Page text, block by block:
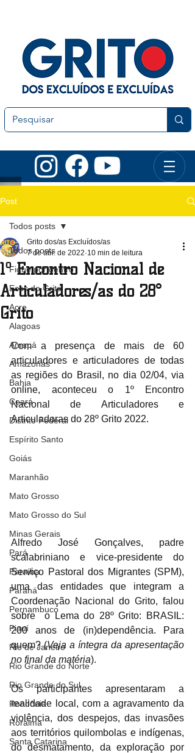
Post
Todos posts
Fique por dentro
Ecos do Grito
Acre
Alagoas
Amapá
Amazonas
Bahia
Ceará
Distrito Federal
Espírito Santo
Goiás
Maranhão
Mato Grosso
Mato Grosso do Sul
Minas Gerais
Pará
Paraíba
Paraná
Pernambuco
Piauí
Rio de Janeiro
Rio Grande do Norte
Rio Grande do Sul
Rondônia
Roraima
Santa Catarina
Todos posts
1º Encontro Nacional de
Articuladores/as do 28°
Grito
Grito dos/as Excluídos/as
7 de abr. de 2022 10 min de leitura
Com a presença de mais de 60
articuladores e articuladores de todas
as regiões do Brasil, no dia 02/04, via
online, aconteceu o 1º Encontro
Nacional de Articuladores e
Articuladoras do 28º Grito 2022.
Alfredo José Gonçalves, padre
scalabriniano e vice-presidente do
Serviço Pastoral dos Migrantes (SPM),
uma das entidades que integram a
Coordenação Nacional do Grito, falou
sobre  o Lema do 28º Grito: BRASIL:
200 anos de (in)dependência. Para
quem? (Veja a íntegra da apresentação
no final da matéria).
Os participantes apresentaram a
realidade local, com a agravamento da
violência, dos despejos, das invasões
aos territórios quilombolas e indígenas,
do desmatamento, da exploração por